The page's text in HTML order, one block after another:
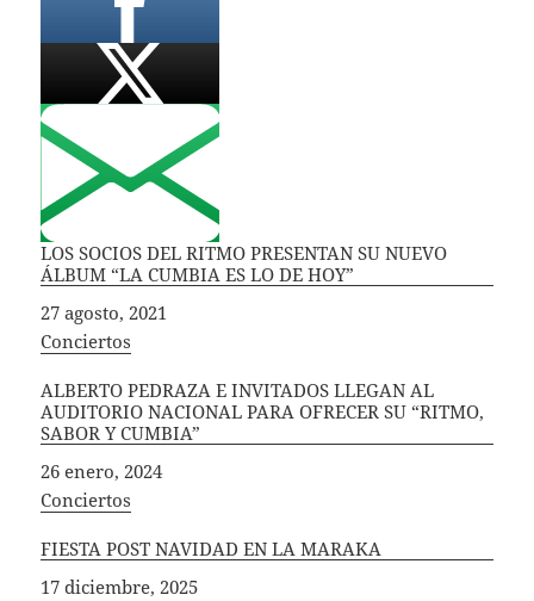
LOS SOCIOS DEL RITMO PRESENTAN SU NUEVO
ÁLBUM “LA CUMBIA ES LO DE HOY”
Fecha
27 agosto, 2021
In relation to
Conciertos
ALBERTO PEDRAZA E INVITADOS LLEGAN AL
AUDITORIO NACIONAL PARA OFRECER SU “RITMO,
SABOR Y CUMBIA”
Fecha
26 enero, 2024
In relation to
Conciertos
FIESTA POST NAVIDAD EN LA MARAKA
Fecha
17 diciembre, 2025